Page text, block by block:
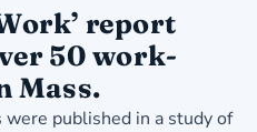
report
50 work-
Mass.
published in a study of